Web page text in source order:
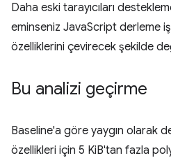
Daha eski tarayıcıları
eminseniz JavaScript derleme
özelliklerini çevirecek şekilde
Bu analizi geçirme
Baseline'a göre yaygın olarak
özellikleri için 5 KiB'tan fazla